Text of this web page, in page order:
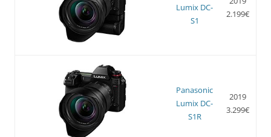
Lumix DC-
S1
2.199€
Panasonic
Lumix DC-
S1R
2019
3.299€